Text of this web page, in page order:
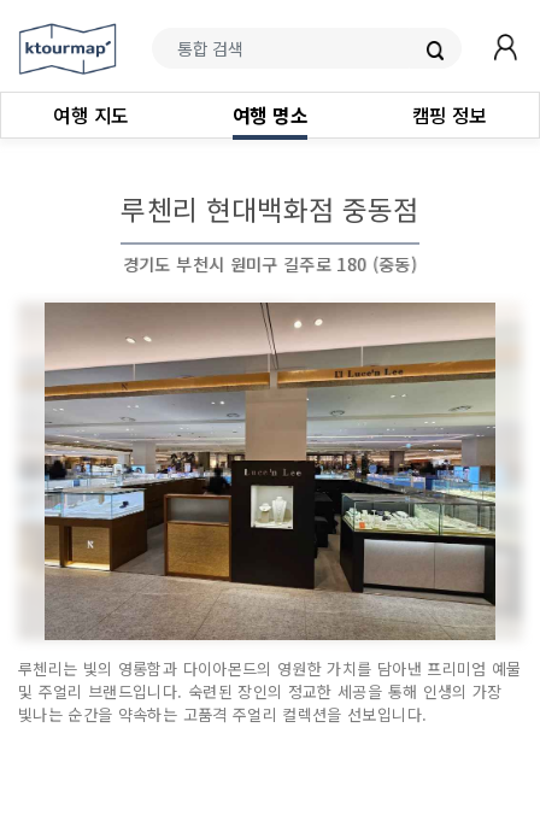
여행 지도 여행 명소 캠핑 정보
루첸리 현대백화점 중동점
경기도 부천시 원미구 길주로 180 (중동)
루첸리는 빛의 영롱함과 다이아몬드의 영원한 가치를 담아낸 프리미엄 예물
및 주얼리 브랜드입니다. 숙련된 장인의 정교한 세공을 통해 인생의 가장
빛나는 순간을 약속하는 고품격 주얼리 컬렉션을 선보입니다.